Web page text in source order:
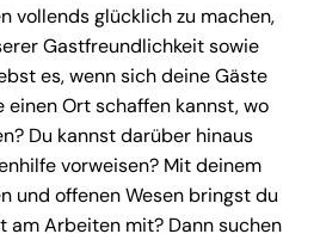
vollends glücklich zu machen,
Gastfreundlichkeit sowie
es, wenn sich deine Gäste
einen Ort schaffen kannst, wo
Du kannst darüber hinaus
vorweisen? Mit deinem
und offenen Wesen bringst du
am Arbeiten mit? Dann suchen